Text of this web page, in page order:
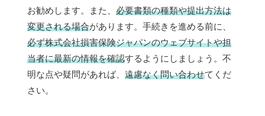
お勧めします。また、 必要書類の種類や提出方法は
変更される場合があります。手続きを進める前に、
必ず株式会社損害保険ジャパンのウェブサイトや担
当者に最新の情報を確認するようにしましょう。不
明な点や疑問があれば、 遠慮なく問い合わせてくだ
さい。